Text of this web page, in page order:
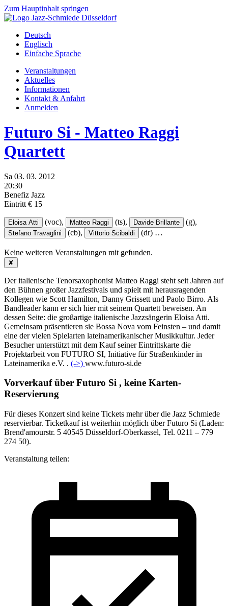
Zum Hauptinhalt springen
Deutsch
Englisch
Einfache Sprache
Veranstaltungen
Aktuelles
Informationen
Kontakt & Anfahrt
Anmelden
Futuro Si - Matteo Raggi
Quartett
Sa 03. 03. 2012
20:30
Benefiz Jazz
Eintritt € 15
Eloisa Atti (voc), Matteo Raggi (ts), Davide Brillante (g),
Stefano Travaglini (cb), Vittorio Scibaldi (dr) …
Keine weiteren Veranstaltungen mit gefunden.
✘
Der italienische Tenorsaxophonist Matteo Raggi steht seit Jahren auf
den Bühnen großer Jazzfestivals und spielt mit herausragenden
Kollegen wie Scott Hamilton, Danny Grissett und Paolo Birro. Als
Bandleader kann er sich hier mit seinem Quartett beweisen. An
dessen Seite: die großartige italienische Jazzsängerin Eloisa Atti.
Gemeinsam präsentieren sie Bossa Nova vom Feinsten – und damit
eine der vielen Spielarten lateinamerikanischer Musikkultur. Jeder
Besucher unterstützt mit dem Kauf seiner Eintrittskarte die
Projektarbeit von FUTURO SI, Initiative für Straßenkinder in
Lateinamerika e.V. . (->) www.futuro-si.de
Vorverkauf über Futuro Si , keine Karten-
Reservierung
Für dieses Konzert sind keine Tickets mehr über die Jazz Schmiede
reservierbar. Ticketkauf ist weiterhin möglich über Futuro Si (Laden:
Brend'amourstr. 5 40545 Düsseldorf-Oberkassel, Tel. 0211 – 779
274 50).
Veranstaltung teilen: